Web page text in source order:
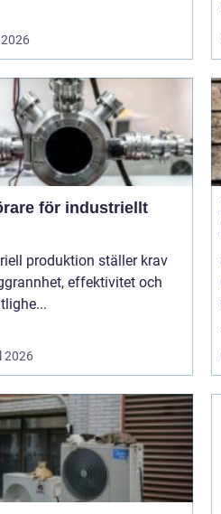
för industriellt
produktion ställer krav
effektivitet och
2026